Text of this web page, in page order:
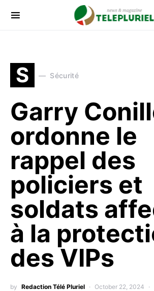
S Sécurité
Garry
ordonne le
rappel des
policiers et
soldats
à la
des VIPs
by Redaction Télé Pluriel October 22, 2024